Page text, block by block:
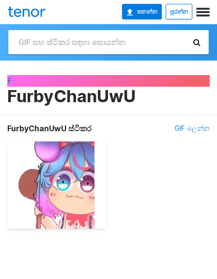
තනන්න පුරන්න
F
FurbyChanUwU
FurbyChanUwU ස්ටිකර GIF බලන්න